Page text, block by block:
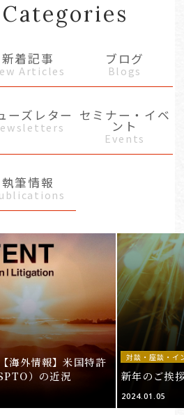
新着記事
Articles
ブログ
Blogs
ーズレター セミナー・イベ
ント
Events
執筆情報
海外情報】米国特許
）の近況
対談・座談・イ
新年のご挨
2024.01.05